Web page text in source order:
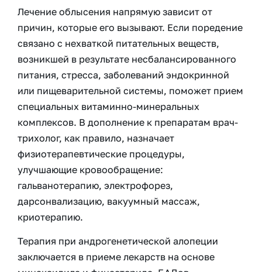
Лечение облысения напрямую зависит от
причин, которые его вызывают. Если поредение
связано с нехваткой питательных веществ,
возникшей в результате несбалансированного
питания, стресса, заболеваний эндокринной
или пищеварительной системы, поможет прием
специальных витаминно-минеральных
комплексов. В дополнение к препаратам врач-
трихолог, как правило, назначает
физиотерапевтические процедуры,
улучшающие кровообращение:
гальванотерапию, электрофорез,
дарсонвализацию, вакуумный массаж,
криотерапию.
Терапия при андрогенетической алопеции
заключается в приеме лекарств на основе